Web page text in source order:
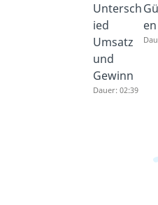
Untersch
ied
Umsatz
und
Gewinn
Dauer: 02:39
en